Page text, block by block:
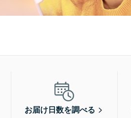
お届け日数を調べる